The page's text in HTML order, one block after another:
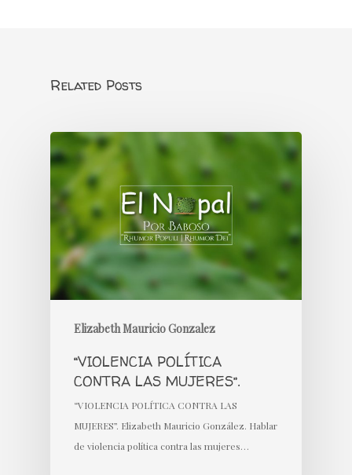
Related Posts
Elizabeth Mauricio Gonzalez
“VIOLENCIA POLÍTICA
CONTRA LAS MUJERES”.
“VIOLENCIA POLÍTICA CONTRA LAS
MUJERES”. Elizabeth Mauricio González. Hablar
de violencia política contra las mujeres…